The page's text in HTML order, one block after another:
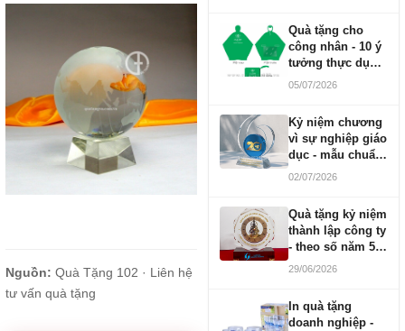
Nguồn: Quà Tặng 102 · Liên hệ
tư vấn quà tặng
Quà tặng cho
công nhân - 10 ý
tưởng thực dụng
ngân sách 100-
05/07/2026
Kỷ niệm chương
vì sự nghiệp giáo
dục - mẫu chuẩn
2026
02/07/2026
Quà tặng kỷ niệm
thành lập công ty
- theo số năm 5,
10, 20, 30, 50
29/06/2026
In quà tặng
doanh nghiệp -